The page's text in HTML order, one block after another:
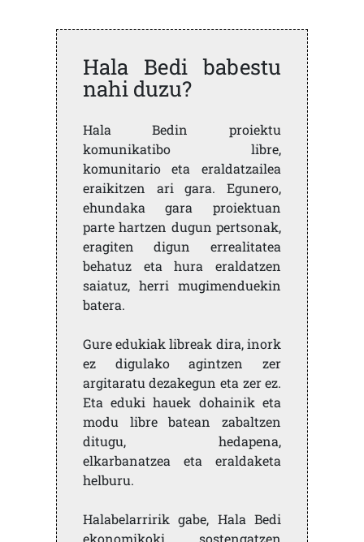
Hala Bedi babestu
nahi duzu?
Hala Bedin proiektu
komunikatibo libre,
komunitario eta eraldatzailea
eraikitzen ari gara. Egunero,
ehundaka gara proiektuan
parte hartzen dugun pertsonak,
eragiten digun errealitatea
behatuz eta hura eraldatzen
saiatuz, herri mugimenduekin
batera.
Gure edukiak libreak dira, inork
ez digulako agintzen zer
argitaratu dezakegun eta zer ez.
Eta eduki hauek dohainik eta
modu libre batean zabaltzen
ditugu, hedapena,
elkarbanatzea eta eraldaketa
helburu.
Halabelarririk gabe, Hala Bedi
ekonomikoki sostengatzen